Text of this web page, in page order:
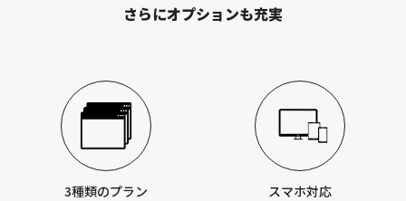
さらにオプションも充実
3種類のプラン スマホ対応